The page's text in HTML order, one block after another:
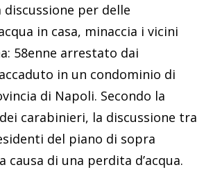
discussione per delle
in casa, minaccia i vicini
58enne arrestato dai
in un condominio di
di Napoli. Secondo la
carabinieri, la discussione tra
del piano di sopra
causa di una perdita d’acqua.